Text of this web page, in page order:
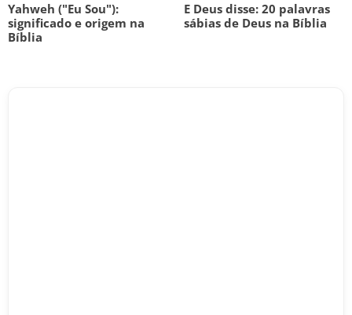
Yahweh ("Eu Sou"):
significado e origem na
Bíblia
E Deus disse: 20 palavras
sábias de Deus na Bíblia